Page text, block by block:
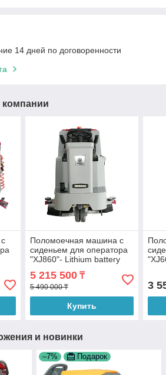
14 дней по договоренности
Поломоечная машина с
сиденьем для оператора
"XJ860"- Lithium battery
5 215 500₸
5 490 000 ₸
Купить
3
и новинки
–7% Подарок